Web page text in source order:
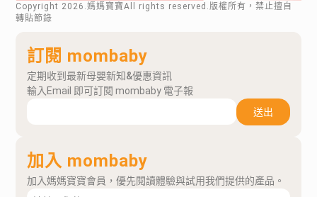
Copyright 2026 .媽媽寶寶All rights reserved.版權所有，禁止擅自
轉貼節錄
訂閱 mombaby
定期收到最新母嬰新知&優惠資訊
輸入Email 即可訂閱 mombaby 電子報
送出
加入 mombaby
加入媽媽寶寶會員，優先閱讀體驗與試用我們提供的產品。